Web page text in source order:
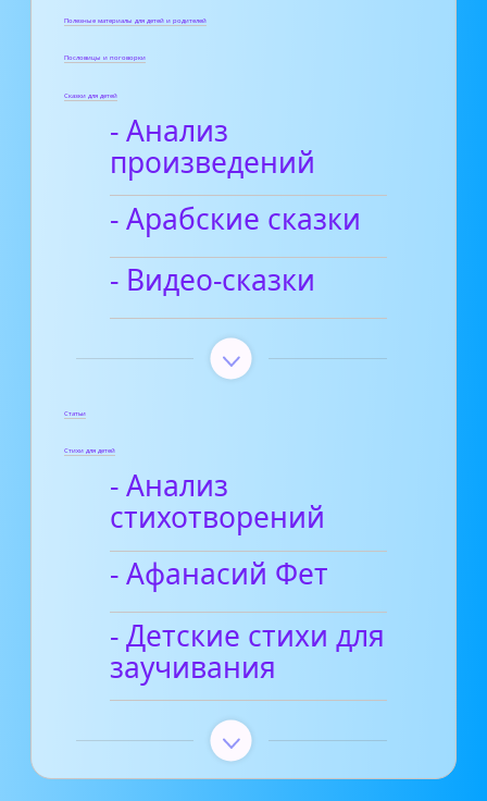
Полезные материалы для детей и родителей
Пословицы и поговорки
Сказки для детей
- Анализ
произведений
- Арабские сказки
- Видео-сказки
Статьи
Стихи для детей
- Анализ
стихотворений
- Афанасий Фет
- Детские стихи для
заучивания